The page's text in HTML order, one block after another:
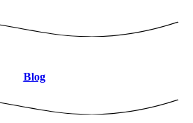
Blog